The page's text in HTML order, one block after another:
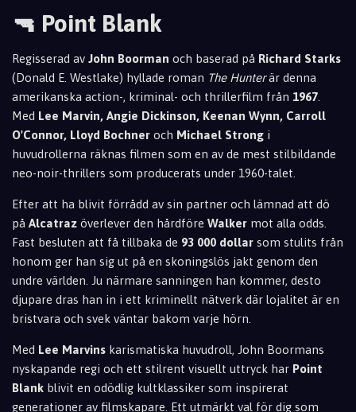
🔫 Point Blank
Regisserad av John Boorman och baserad på Richard Starks
(Donald E. Westlake) hyllade roman The Hunterär denna
amerikanska action-, kriminal- och thrillerfilm från 1967
Med Lee Marvin, Angie Dickinson, Keenan Wynn, Carroll
O'Connor, Lloyd Bochner och Michael Strong i
huvudrollerna räknas filmen som en av de mest stilbildande
neo-noir-thrillers som producerats under 1960-talet.
Efter att ha blivit förrådd av sin partner och lämnad att dö
på Alcatraz överlever den hårdföre Walker mot alla odds.
Fast besluten att få tillbaka de 93 000 dollar som stulits från
honom ger han sig ut på en skoningslös jakt genom den
undre världen. Ju närmare sanningen han kommer, desto
djupare dras han in i ett kriminellt nätverk där lojalitet är en
bristvara och svek väntar bakom varje hörn.
Med Lee Marvins karismatiska huvudroll, John Boormans
nyskapande regi och ett stilrent visuellt uttryck har Point
Blank blivit en odödlig kultklassiker som inspirerat
generationer av filmskapare. Ett utmärkt val för dig som